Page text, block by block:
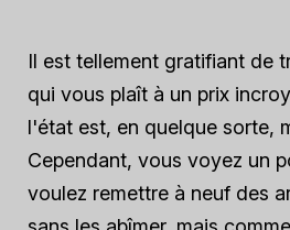
Il est tellement gratifiant de
qui vous plaît à un prix
l'état est, en quelque sorte,
Cependant, vous voyez un
voulez remettre à neuf des